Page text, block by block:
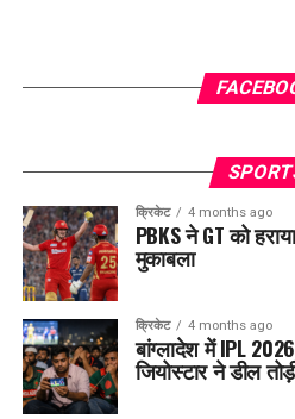
क्रिकेट 4 months ago
PBKS ने GT को
मुकाबला
क्रिकेट 4 months ago
बांग्लादेश में IPL
जियोस्टार ने डील